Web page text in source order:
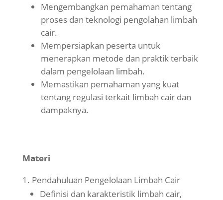
Mengembangkan pemahaman tentang
proses dan teknologi pengolahan limbah
cair.
Mempersiapkan peserta untuk
menerapkan metode dan praktik terbaik
dalam pengelolaan limbah.
Memastikan pemahaman yang kuat
tentang regulasi terkait limbah cair dan
dampaknya.
Materi
Pendahuluan Pengelolaan Limbah Cair
Definisi dan karakteristik limbah cair,